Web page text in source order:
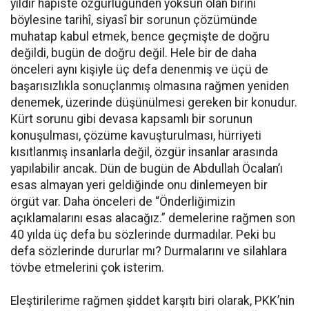
yıldır hapiste özgürlüğünden yoksun olan birini
böylesine tarihî, siyasî bir sorunun çözümünde
muhatap kabul etmek, bence geçmişte de doğru
değildi, bugün de doğru değil. Hele bir de daha
önceleri aynı kişiyle üç defa denenmiş ve üçü de
başarısızlıkla sonuçlanmış olmasına rağmen yeniden
denemek, üzerinde düşünülmesi gereken bir konudur.
Kürt sorunu gibi devasa kapsamlı bir sorunun
konuşulması, çözüme kavuşturulması, hürriyeti
kısıtlanmış insanlarla değil, özgür insanlar arasında
yapılabilir ancak. Dün de bugün de Abdullah Öcalan’ı
esas almayan yeri geldiğinde onu dinlemeyen bir
örgüt var. Daha önceleri de “Önderliğimizin
açıklamalarını esas alacağız.” demelerine rağmen son
40 yılda üç defa bu sözlerinde durmadılar. Peki bu
defa sözlerinde dururlar mı? Durmalarını ve silahlara
tövbe etmelerini çok isterim.
Eleştirilerime rağmen şiddet karşıtı biri olarak, PKK’nin